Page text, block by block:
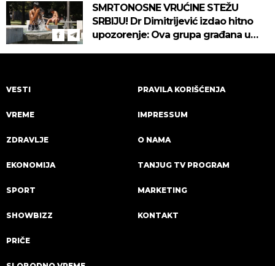
SMRTONOSNE VRUĆINE STEŽU
SRBIJU! Dr Dimitrijević izdao hitno
upozorenje: Ova grupa građana u
VESTI
VREME
ZDRAVLJE
EKONOMIJA
SPORT
SHOWBIZZ
PRIČE
PRAVILA KORIŠĆENJA
IMPRESSUM
O NAMA
TANJUG TV PROGRAM
MARKETING
KONTAKT